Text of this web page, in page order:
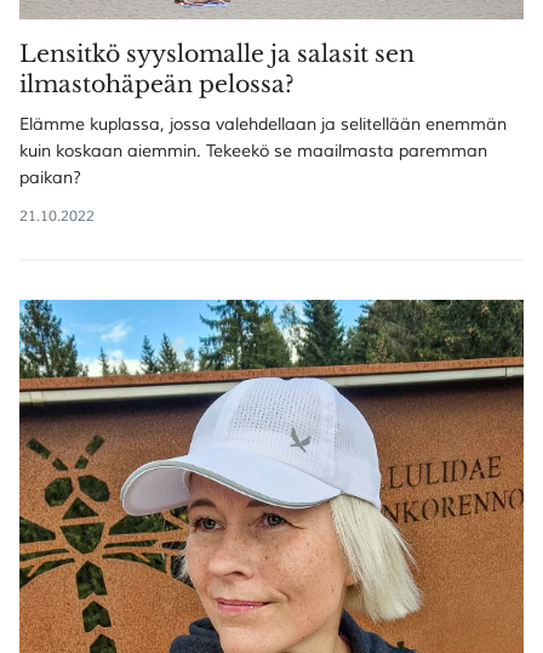
Lensitkö syyslomalle ja salasit sen
ilmastohäpeän pelossa?
Elämme kuplassa, jossa valehdellaan ja selitellään enemmän
kuin koskaan aiemmin. Tekeekö se maailmasta paremman
paikan?
21.10.2022